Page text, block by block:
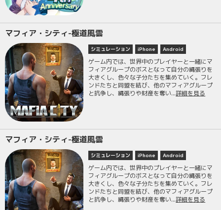
マフィア・シティ-極道風雲
シミュレーション iPhone Android
ゲーム内では、世界中のプレイヤーと一緒にマ
フィアグループのボスとなって自分の縄張りを
大きくし、色々な子分たちを集めていく。フレ
ンドたちと同盟を結び、他のマフィアグループ
と抗争し、縄張りや財産を奪い...詳細を見る
マフィア・シティ-極道風雲
シミュレーション iPhone Android
ゲーム内では、世界中のプレイヤーと一緒にマ
フィアグループのボスとなって自分の縄張りを
大きくし、色々な子分たちを集めていく。フレ
ンドたちと同盟を結び、他のマフィアグループ
と抗争し、縄張りや財産を奪い...詳細を見る